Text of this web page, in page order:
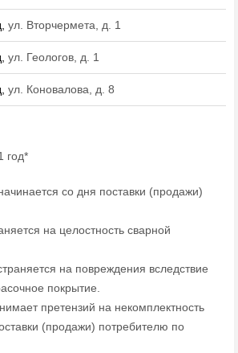
ул. Вторчермета, д. 1
ул. Геологов, д. 1
ул. Коновалова, д. 8
год*
со дня поставки (продажи)
на целостность сварной
на повреждения вследствие
покрытие.
претензий на некомплектность
(продажи) потребителю по